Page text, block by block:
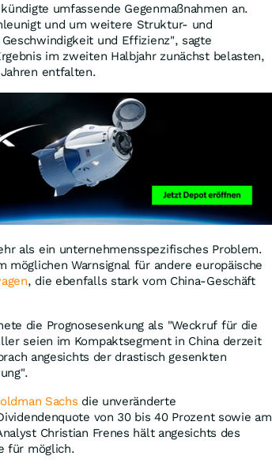
umfassende Gegenmaßnahmen an.
und um weitere Struktur- und
und Effizienz", sagte
im zweiten Halbjahr zunächst belasten,
entfalten.
als ein unternehmensspezifisches Problem.
möglichen Warnsignal für andere europäische
, die ebenfalls stark vom China-Geschäft
die Prognosesenkung als "Weckruf für die
seien im Kompaktsegment in China derzeit
angesichts der drastisch gesenkten
Sachs die unveränderte
von 30 bis 40 Prozent sowie am
Christian Frenes hält angesichts des
für möglich.